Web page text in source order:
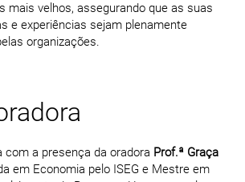
mais velhos, assegurando que as suas
e experiências sejam plenamente
organizações.
com a presença da oradora Prof.ª Graça
em Economia pelo ISEG e Mestre em